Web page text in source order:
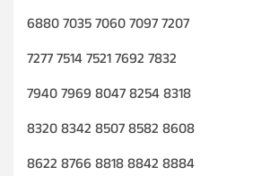
6880 7035 7060 7097 7207
7277 7514 7521 7692 7832
7940 7969 8047 8254 8318
8320 8342 8507 8582 8608
8622 8766 8818 8842 8884